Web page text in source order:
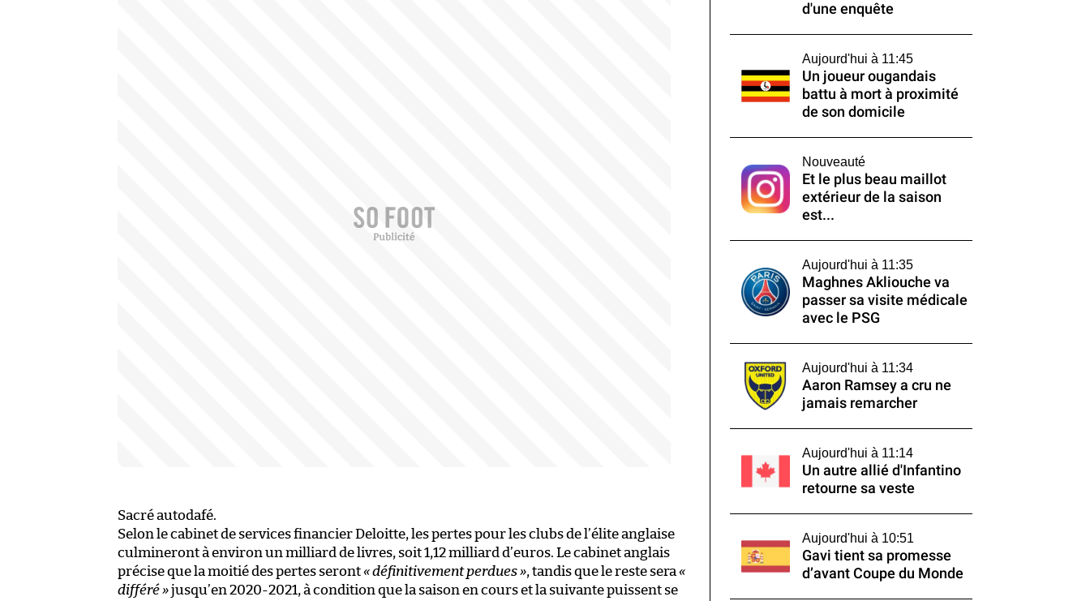
Sacré autodafé.
Selon le cabinet de services financier Deloitte, les pertes pour les clubs de l’élite anglaise
culmineront à environ un milliard de livres, soit 1,12 milliard d’euros. Le cabinet anglais
précise que la moitié des pertes seront« définitivement perdues », tandis que le reste sera «
différé »jusqu’en 2020-2021, à condition que la saison en cours et la suivante puissent se
d'une enquête
Aujourd'hui à 11:45
Un joueur ougandais
battu à mort à proximité
de son domicile
Nouveauté
Et le plus beau maillot
extérieur de la saison
est...
Aujourd'hui à 11:35
Maghnes Akliouche va
passer sa visite médicale
avec le PSG
Aujourd'hui à 11:34
Aaron Ramsey a cru ne
jamais remarcher
Aujourd'hui à 11:14
Un autre allié d'Infantino
retourne sa veste
Aujourd'hui à 10:51
Gavi tient sa promesse
d’avant Coupe du Monde